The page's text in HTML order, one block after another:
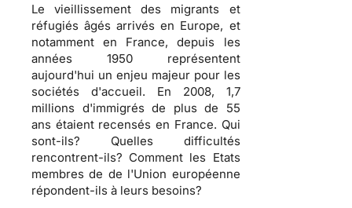
Le vieillissement des migrants et
réfugiés âgés arrivés en Europe, et
notamment en France, depuis les
années 1950 représentent
aujourd'hui un enjeu majeur pour les
sociétés d'accueil. En 2008, 1,7
millions d'immigrés de plus de 55
ans étaient recensés en France. Qui
sont-ils? Quelles difficultés
rencontrent-ils? Comment les Etats
membres de de l'Union européenne
répondent-ils à leurs besoins?